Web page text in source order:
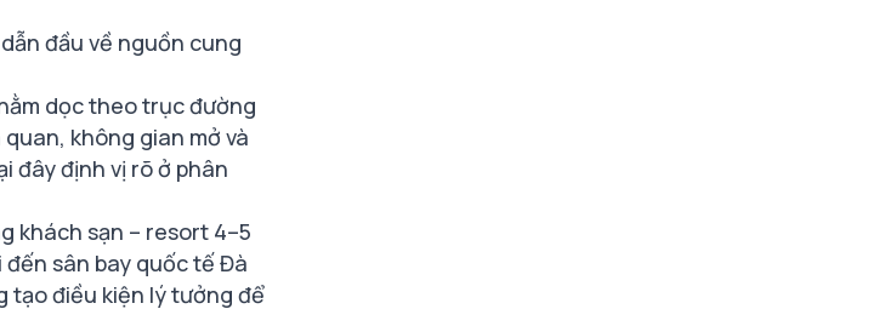
đầu về nguồn cung
dọc theo trục đường
không gian mở và
đây định vị rõ ở phân
khách sạn – resort 4–5
sân bay quốc tế Đà
tạo điều kiện lý tưởng để